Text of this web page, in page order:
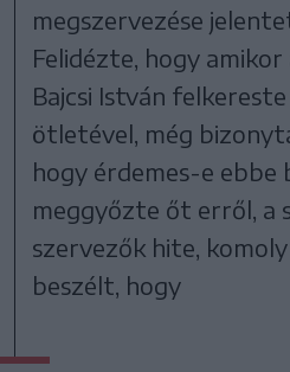
megszervezése
Felidézte, hogy
Bajcsi István
ötletével, még
hogy érdemes-e ebbe
meggyőzte őt erről, a
szervezők hite,
beszélt, hogy